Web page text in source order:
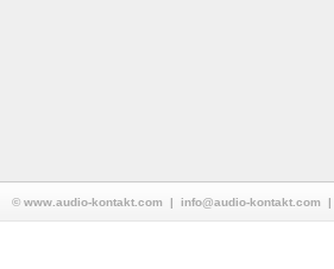
© www.audio-kontakt.com | info@audio-kontakt.com |